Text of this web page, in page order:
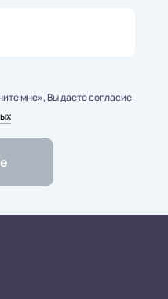
мне», Вы даете согласие